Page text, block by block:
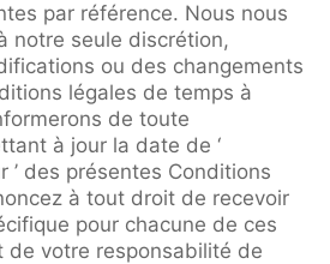
par référence. Nous nous
notre seule discrétion,
ou des changements
légales de temps à
de toute
à jour la date de ‘
’ des présentes Conditions
à tout droit de recevoir
pour chacune de ces
de votre responsabilité de